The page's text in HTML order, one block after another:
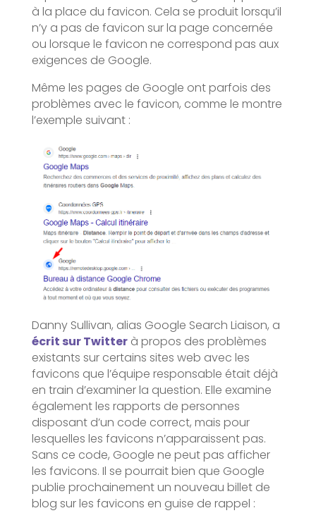
à la place du favicon. Cela se produit lorsqu’il
n’y a pas de favicon sur la page concernée
ou lorsque le favicon ne correspond pas aux
exigences de Google.
Même les pages de Google ont parfois des
problèmes avec le favicon, comme le montre
l’exemple suivant :
Danny Sullivan, alias Google Search Liaison, a
écrit sur Twitterà propos des problèmes
existants sur certains sites web avec les
favicons que l’équipe responsable était déjà
en train d’examiner la question. Elle examine
également les rapports de personnes
disposant d’un code correct, mais pour
lesquelles les favicons n’apparaissent pas.
Sans ce code, Google ne peut pas afficher
les favicons. Il se pourrait bien que Google
publie prochainement un nouveau billet de
blog sur les favicons en guise de rappel :